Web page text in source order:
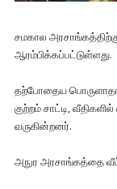
சமகால
ஆரம்பிக்கப்பட்டுள்ளது.
தற்போதைய
குற்றம் சாட்டி,
வருகின்றனர்.
அநுர அரசாங்கத்தை